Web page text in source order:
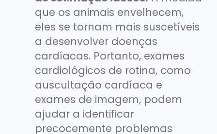
que os animais envelhecem,
eles se tornam mais suscetíveis
a desenvolver doenças
cardíacas. Portanto, exames
cardiológicos de rotina, como
auscultação cardíaca e
exames de imagem, podem
ajudar a identificar
precocemente problemas